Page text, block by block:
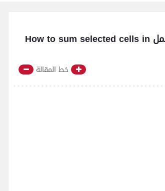
كيفية جمع خلايا متفرقة وغير مرتبة فى اى مكان فى ورقة العمل How to sum selected cells in
خط المقالة